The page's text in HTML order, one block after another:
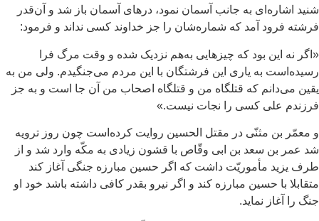
اشاره‌‏اى به جانب آسمان نمود، درهاى آسمان باز شد و آن‌قدر
فرود آمد كه شماره‌شان را جز خداوند كسی نداند و فرمود:
نه اين بود كه چيزهایى به‌هم نزديک شده و وقت مرگ فرا
به يارى اين فرشتگان با اين مردم می‌جنگيدم. ولى من به
می‌دانم كه قتلگاه من و قتلگاه اصحاب من آن جا است و به جز
على كسى را نجات نيست.»
معمّر بن مثنّى در مقتل الحسين روايت كرده‌است چون روز ترويه‏
عمر بن سعد بن ابى وقّاص‏ با قشون زيادى به مكّه وارد شد و از
يزيد مأموريّت داشت كه اگر حسين مبارزه جنگى آغاز كند
با حسين مبارزه كند و اگر نيرو بقدر كافى داشته باشد خود او
را آغاز نمايد.